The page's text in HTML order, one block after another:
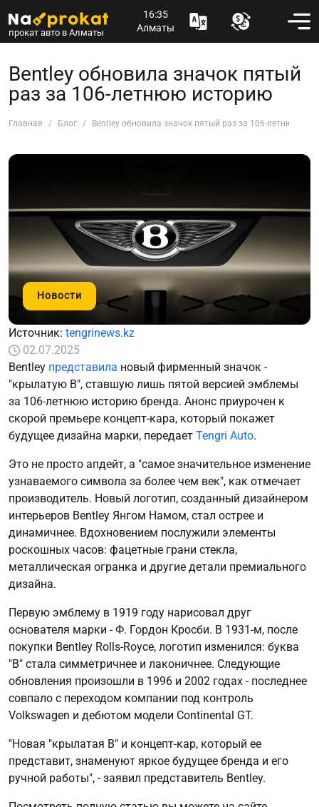
прокат авто в Алматы
16:35
Алматы
Bentley обновила значок пятый
раз за 106-летнюю историю
Главная Блог Bentley обновила значок пятый раз за 106-летнюю
Новости
Источник: tengrinews.kz
02.07.2025
Bentley представила новый фирменный значок -
"крылатую B", ставшую лишь пятой версией эмблемы
за 106-летнюю историю бренда. Анонс приурочен к
скорой премьере концепт-кара, который покажет
будущее дизайна марки, передает Tengri Auto.
Это не просто апдейт, а "самое значительное изменение
узнаваемого символа за более чем век", как отмечает
производитель. Новый логотип, созданный дизайнером
интерьеров Bentley Янгом Намом, стал острее и
динамичнее. Вдохновением послужили элементы
роскошных часов: фацетные грани стекла,
металлическая огранка и другие детали премиального
дизайна.
Первую эмблему в 1919 году нарисовал друг
основателя марки - Ф. Гордон Кросби. В 1931-м, после
покупки Bentley Rolls-Royce, логотип изменился: буква
"B" стала симметричнее и лаконичнее. Следующие
обновления произошли в 1996 и 2002 годах - последнее
совпало с переходом компании под контроль
Volkswagen и дебютом модели Continental GT.
"Новая "крылатая B" и концепт-кар, который ее
представит, знаменуют яркое будущее бренда и его
ручной работы", - заявил представитель Bentley.